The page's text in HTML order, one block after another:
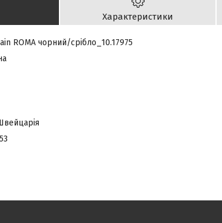
Характеристики
ROMA чорний/срібло_10.17975